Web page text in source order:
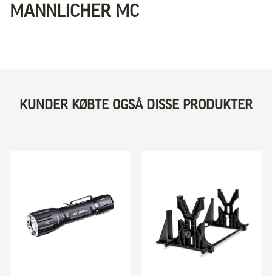
MANNLICHER MC
KUNDER KØBTE OGSÅ DISSE PRODUKTER